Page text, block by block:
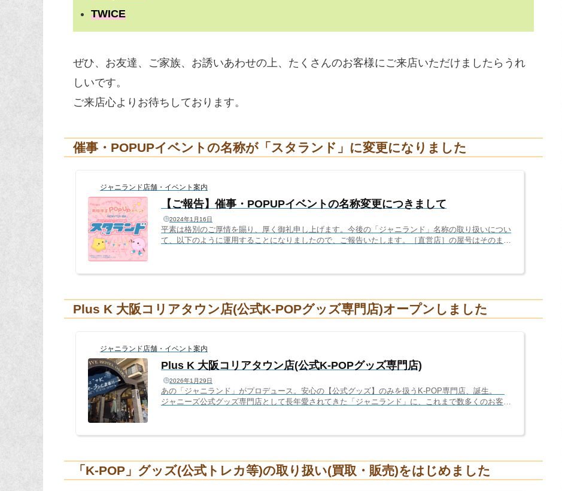
TWICE
ぜひ、お友達、ご家族、お誘いあわせの上、たくさんのお客様にご来店いただけましたらうれ
しいです。
ご来店心よりお待ちしております。
催事・POPUPイベントの名称が「スタランド」に変更になりました
ジャニランド店舗・イベント案内
【ご報告】催事・POPUPイベントの名称変更につきまして
2024年1月16日
平素は格別のご厚情を賜り、厚く御礼申し上げます。今後の「ジャニランド」名称の取り扱いについ
て、以下のように運用することになりましたので、ご報告いたします。［直営店］の屋号はそのまま
も「ジャニランド」のまま、名称変更無く継続致します。［催事・POPUPイベント名］は「スタラ
Plus K 大阪コリアタウン店(公式K-POPグッズ専門店)オープンしました
ジャニランド店舗・イベント案内
Plus K 大阪コリアタウン店(公式K-POPグッズ専門店)
2026年1月29日
あの「ジャニランド」がプロデュース。安心の【公式グッズ】のみを扱うK-POP専門店、誕生。
ジャニーズ公式グッズ専門店として長年愛されてきた「ジャニランド」に、これまで数多くのお客様
レカを専門に扱う初の直営店「Plus K（プラスケイ）」をオープンいたします。場所は、聖地・大阪
「K-POP」グッズ(公式トレカ等)の取り扱い(買取・販売)をはじめました